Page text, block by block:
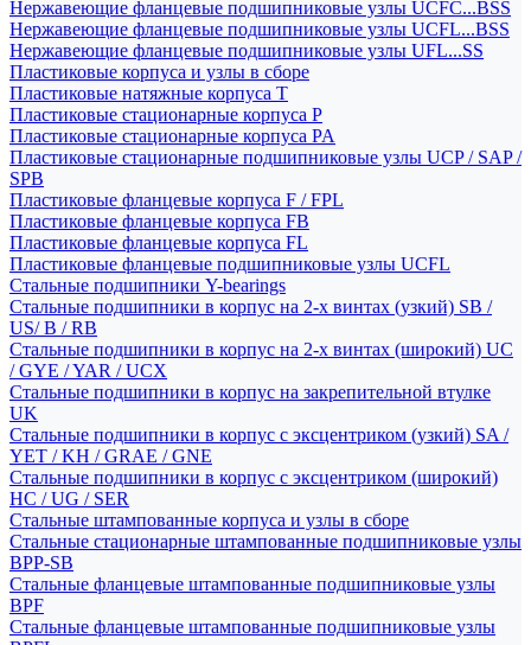
Нержавеющие фланцевые подшипниковые узлы UCFC...BSS
Нержавеющие фланцевые подшипниковые узлы UCFL...BSS
Нержавеющие фланцевые подшипниковые узлы UFL...SS
Пластиковые корпуса и узлы в сборе
Пластиковые натяжные корпуса T
Пластиковые стационарные корпуса P
Пластиковые стационарные корпуса PA
Пластиковые стационарные подшипниковые узлы UCP / SAP /
SPB
Пластиковые фланцевые корпуса F / FPL
Пластиковые фланцевые корпуса FB
Пластиковые фланцевые корпуса FL
Пластиковые фланцевые подшипниковые узлы UCFL
Стальные подшипники Y-bearings
Стальные подшипники в корпус на 2-х винтах (узкий) SB /
US/ B / RB
Стальные подшипники в корпус на 2-х винтах (широкий) UC
/ GYE / YAR / UCX
Стальные подшипники в корпус на закрепительной втулке
UK
Стальные подшипники в корпус с эксцентриком (узкий) SA /
YET / KH / GRAE / GNE
Стальные подшипники в корпус с эксцентриком (широкий)
HC / UG / SER
Стальные штампованные корпуса и узлы в сборе
Стальные стационарные штампованные подшипниковые узлы
BPP-SB
Стальные фланцевые штампованные подшипниковые узлы
BPF
Стальные фланцевые штампованные подшипниковые узлы